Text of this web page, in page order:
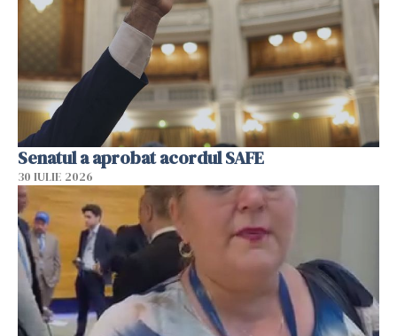
Senatul a aprobat acordul SAFE
30 IULIE 2026